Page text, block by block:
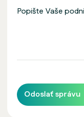
Odoslať správu